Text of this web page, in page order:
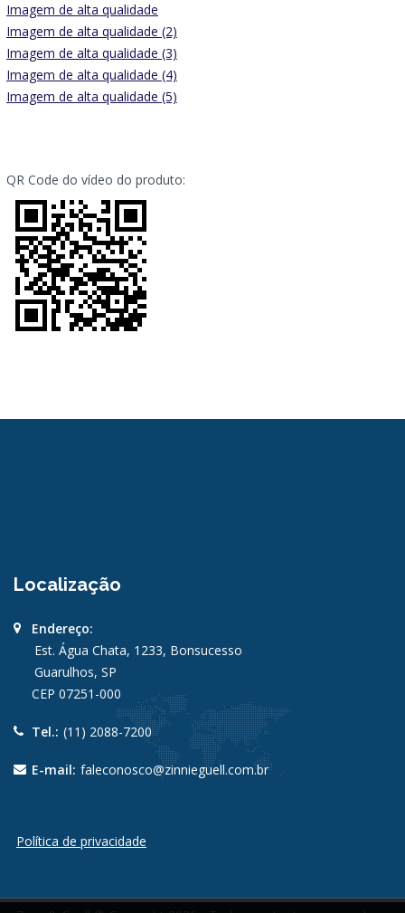
Imagem de alta qualidade
Imagem de alta qualidade (2)
Imagem de alta qualidade (3)
Imagem de alta qualidade (4)
Imagem de alta qualidade (5)
QR Code do vídeo do produto:
Localização
Endereço:
Est. Água Chata, 1233, Bonsucesso
Guarulhos, SP
CEP 07251-000
Tel.: (11) 2088-7200
E-mail: faleconosco@zinnieguell.com.br
Política de privacidade